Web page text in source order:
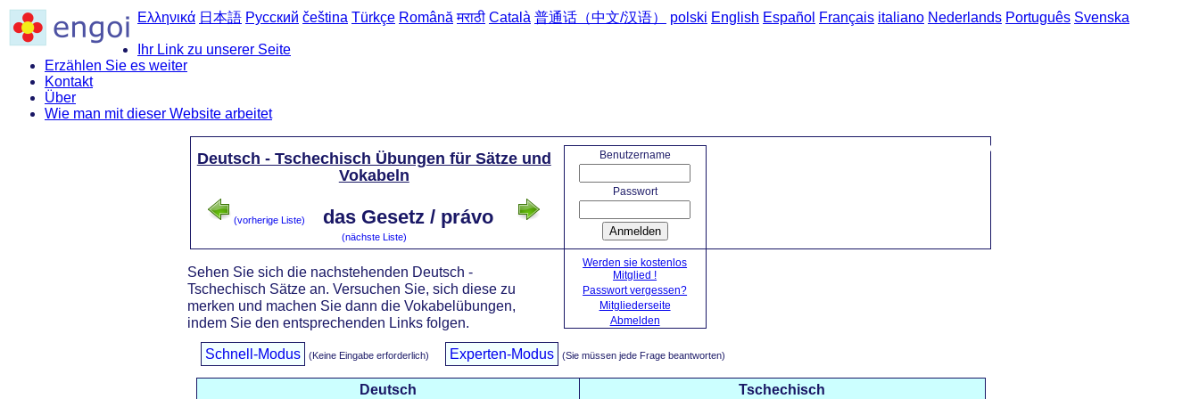
Ελληνικά 日本語 Русский čeština Türkçe Română मराठी Català 普通话（中文/汉语） polski English Español Français italiano Nederlands Português Svenska
Ihr Link zu unserer Seite
Erzählen Sie es weiter
Kontakt
Über
Wie man mit dieser Website arbeitet
Deutsch-Tschechisch Ausdrücke
Benutzername
Passwort
Anmelden
Werden sie kostenlos
Mitglied !
Passwort vergessen?
Mitgliederseite
Abmelden
Deutsch - Tschechisch Übungen für Sätze und
Vokabeln
(vorherige Liste) das Gesetz / právo
(nächste Liste)
Sehen Sie sich die nachstehenden Deutsch -
Tschechisch Sätze an. Versuchen Sie, sich diese zu
merken und machen Sie dann die Vokabelübungen,
indem Sie den entsprechenden Links folgen.
Schnell-Modus (Keine Eingabe erforderlich) Experten-Modus (Sie müssen jede Frage beantworten)
Deutsch Tschechisch